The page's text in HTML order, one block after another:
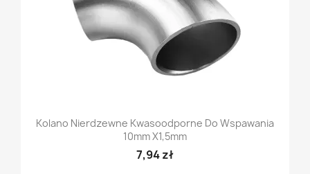
Kolano Nierdzewne Kwasoodporne Do Wspawania
10mm X1,5mm
7,94 zł